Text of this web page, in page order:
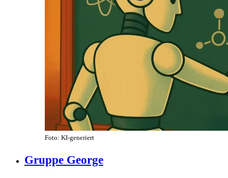
Foto: KI-generiert
Gruppe George